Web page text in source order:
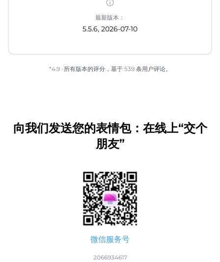
最新版本：
5.5.6, 2026-07-10
*4.9 -所有版本的评分，基于 539 条用户评论。
向我们发送您的表情包：在线上“交个
朋友”
微信服务号
2066934617